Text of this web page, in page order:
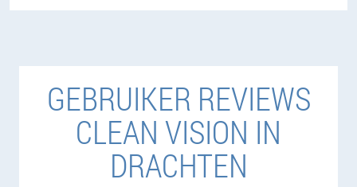
GEBRUIKER REVIEWS
CLEAN VISION IN
DRACHTEN